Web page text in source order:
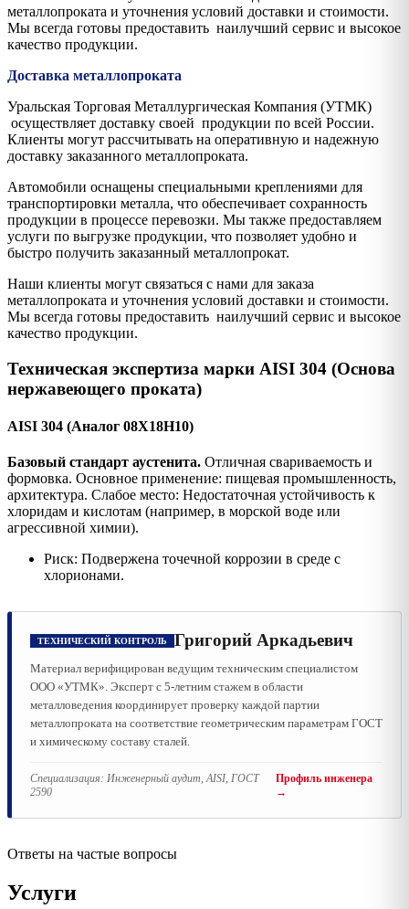
металлопроката и уточнения условий доставки и стоимости.
Мы всегда готовы предоставить наилучший сервис и высокое
качество продукции.
Доставка металлопроката
Уральская Торговая Металлургическая Компания (УТМК)
осуществляет доставку своей продукции по всей России.
Клиенты могут рассчитывать на оперативную и надежную
доставку заказанного металлопроката.
Автомобили оснащены специальными креплениями для
транспортировки металла, что обеспечивает сохранность
продукции в процессе перевозки. Мы также предоставляем
услуги по выгрузке продукции, что позволяет удобно и
быстро получить заказанный металлопрокат.
Наши клиенты могут связаться с нами для заказа
металлопроката и уточнения условий доставки и стоимости.
Мы всегда готовы предоставить наилучший сервис и высокое
качество продукции.
Техническая экспертиза марки AISI 304 (Основа
нержавеющего проката)
AISI 304 (Аналог 08Х18Н10)
Базовый стандарт аустенита. Отличная свариваемость и
формовка. Основное применение: пищевая промышленность,
архитектура. Слабое место: Недостаточная устойчивость к
хлоридам и кислотам (например, в морской воде или
агрессивной химии).
Риск: Подвержена точечной коррозии в среде с
хлорионами.
ТЕХНИЧЕСКИЙ КОНТРОЛЬ Григорий Аркадьевич
Материал верифицирован ведущим техническим специалистом
ООО «УТМК». Эксперт с 5-летним стажем в области
металловедения координирует проверку каждой партии
металлопроката на соответствие геометрическим параметрам ГОСТ
и химическому составу сталей.
Специализация: Инженерный аудит, AISI, ГОСТ
2590
Профиль инженера
→
Ответы на частые вопросы
Услуги